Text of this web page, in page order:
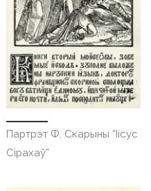
Партрэт Ф. Скарыны “Іісус
Сірахаў”